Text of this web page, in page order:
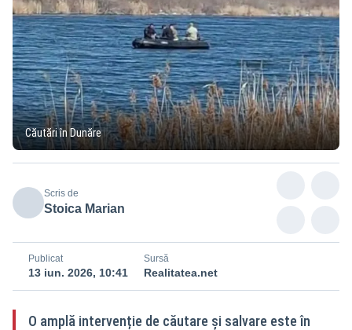
Căutări în Dunăre
Scris de
Stoica Marian
Publicat
13 iun. 2026, 10:41
Sursă
Realitatea.net
O amplă intervenție de căutare și salvare este în